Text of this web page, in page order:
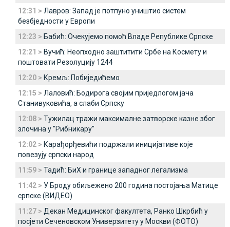
12:31 > Лавров: Запад је потпуно уништио систем
безбједности у Европи
12:23 > Бабић: Очекујемо помоћ Владе Републике Српске
12:21 > Вучић: Неопходно заштитити Србе на Космету и
поштовати Резолуцију 1244
12:20 > Кремљ: Побиједићемо
12:15 > Лаловић: Бодирога својим приједлогом јача
Станивуковића, а слаби Српску
12:08 > Тужилац тражи максималне затворске казне због
злочина у "Рибникару"
12:02 > Карађорђевићи подржали иницијативе које
повезују српски народ
11:59 > Тадић: БиХ и границе западног легализма
11:42 > У Броду обиљежено 200 година постојања Матице
српске (ВИДЕО)
11:27 > Декан Медицинског факултета, Ранко Шкрбић у
посјети Сеченовском Универзитету у Москви (ФОТО)